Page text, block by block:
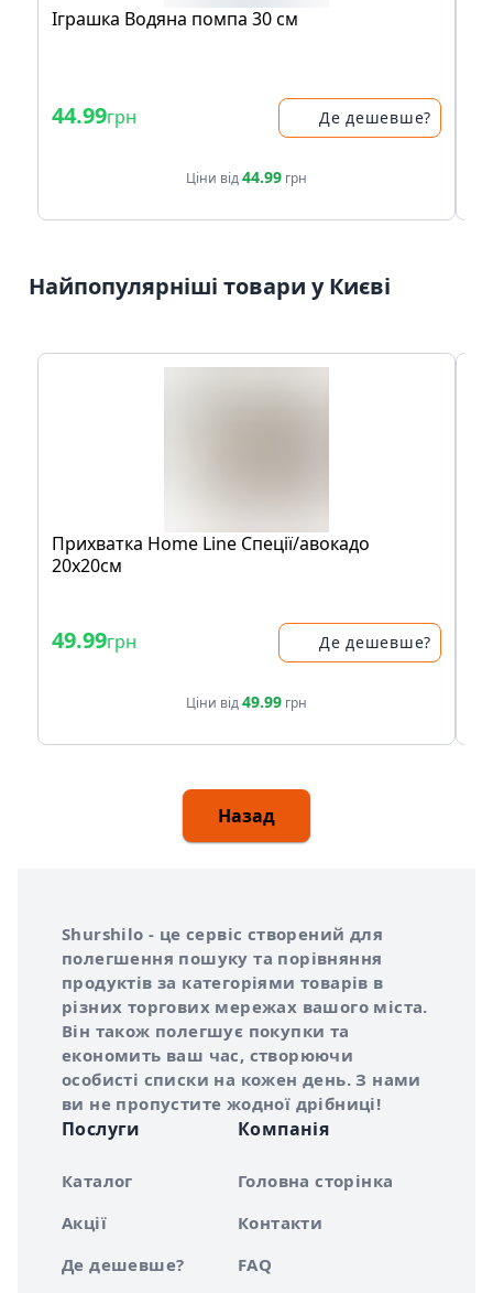
Іграшка Водяна помпа 30 см
44.99грн Де дешевше?
Ціни від44.99 грн
Найпопулярніші товари у Києві
Прихватка Home Line Спеції/авокадо
20х20см
49.99грн Де дешевше?
Ціни від49.99 грн
Назад
Про сервіс Shurshilo
Shurshilo - це сервіс створений для
полегшення пошуку та порівняння
продуктів за категоріями товарів в
різних торгових мережах вашого міста.
Він також полегшує покупки та
економить ваш час, створюючи
особисті списки на кожен день. З нами
ви не пропустите жодної дрібниці!
Послуги
Каталог
Акції
Де дешевше?
Компанія
Головна сторінка
Контакти
FAQ